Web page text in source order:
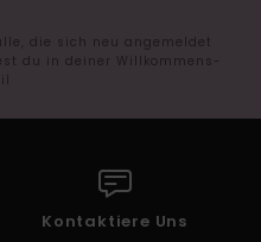
die sich neu angemeldet
du in deiner Willkommens-
Kontaktiere Uns